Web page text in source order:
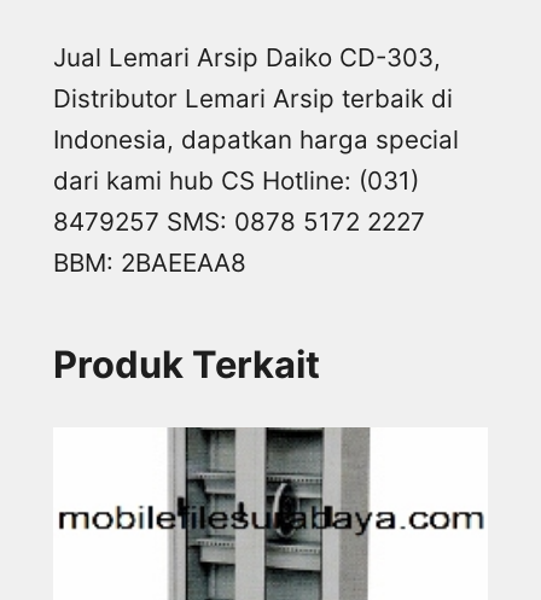
Jual Lemari Arsip Daiko CD-303,
Distributor Lemari Arsip terbaik di
Indonesia, dapatkan harga special
dari kami hub CS Hotline: (031)
8479257 SMS: 0878 5172 2227
BBM: 2BAEEAA8
Produk Terkait